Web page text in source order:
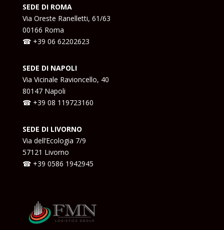
SEDE DI ROMA
Via Oreste Ranelletti, 61/63
00166 Roma
☎ +39 06 62202623
SEDE DI NAPOLI
Via Vicinale Ravioncello, 40
80147 Napoli
☎ +39 08 119723160
SEDE DI LIVORNO
Via dell’Ecologia 7/9
57121 Livorno
☎ +39 0586 1942945